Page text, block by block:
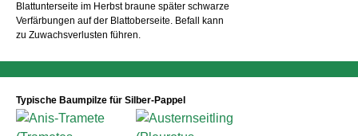
Blattunterseite im Herbst braune später schwarze
Verfärbungen auf der Blattoberseite. Befall kann
zu Zuwachsverlusten führen.
Typische Baumpilze für Silber-Pappel